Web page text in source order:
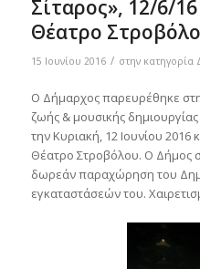
Σίταρος», 12/6/
Θέατρο
15 Ιουνίου 2016 / στην κατηγορία
Ο Δήμαρχος παρευρέθηκε
ζωής & μουσικής
την Κυριακή, 12 Ιουνίου
Θέατρο Στροβόλου. Ο Δήμος
δωρεάν παραχώρηση του
εγκαταστάσεών του.